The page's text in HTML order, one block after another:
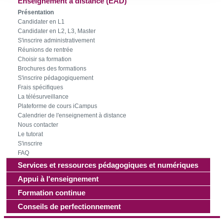
consentement à tout moment à partir de la déclaration sur
les cookies.
Les cookies nous permettent de personnaliser le contenu
et les annonces, d'offrir des fonctionnalités relatives aux
médias sociaux et d'analyser notre trafic. Nous
partageons également des informations sur l'utilisation de
notre site avec nos partenaires de médias sociaux, de
publicité et d'analyse, qui peuvent combiner celles-ci avec
d'autres informations que vous leur avez fournies ou qu'ils
ont collectées lors de votre utilisation de leurs services.
Présentation
Candidater en L1
Candidater en L2, L3, Master
S'inscrire administrativement
Réunions de rentrée
Choisir sa formation
Brochures des formations
S'inscrire pédagogiquement
Frais spécifiques
La télésurveillance
Plateforme de cours iCampus
Calendrier de l'enseignement à distance
Nous contacter
Le tutorat
S'inscrire
FAQ
Services et ressources pédagogiques et numériques
Appui à l'enseignement
Formation continue
Conseils de perfectionnement